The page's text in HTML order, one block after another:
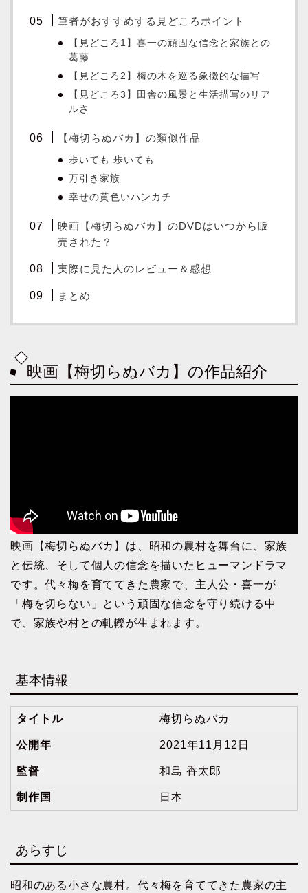
筆者がおすすめする見どころポイント
【見どころ1】喜一の頑固な信念と家族との
葛藤
【見どころ2】梅の木を巡る象徴的な描写
【見どころ3】田舎の風景と生活描写のリア
ルさ
【梅切らぬバカ】の類似作品
歩いても 歩いても
万引き家族
幸せの黄色いハンカチ
映画【梅切らぬバカ】のDVDはいつから販
売された？
実際に見た人のレビュー＆感想
まとめ
映画【梅切らぬバカ】の作品紹介
映画【梅切らぬバカ】は、昭和の農村を舞台に、家族
と伝統、そして個人の信念を描いたヒューマンドラマ
です。代々梅を育ててきた農家で、主人公・喜一が
「梅を切らない」という頑固な信念を守り続ける中
で、家族や村との軋轢が生まれます。
基本情報
タイトル 梅切らぬバカ
公開年 2021年11月12日
監督 和島 香太郎
制作国 日本
あらすじ
昭和のある小さな農村。代々梅を育ててきた農家の主